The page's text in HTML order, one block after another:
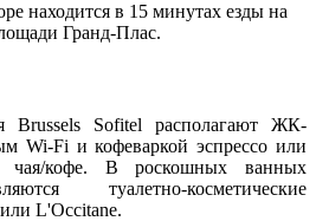
находится в 15 минутах езды на
Гранд-Плас.
Brussels Sofitel располагают ЖК-
Wi-Fi и кофеваркой эспрессо или
чая/кофе. В роскошных ванных
туалетно-косметические
L'Occitane.